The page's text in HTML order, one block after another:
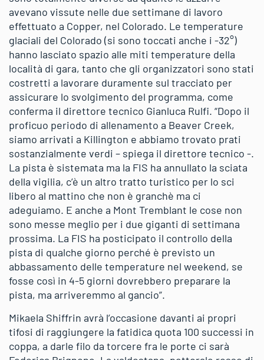
avevano vissute nelle due settimane di lavoro
effettuato a Copper, nel Colorado. Le temperature
glaciali del Colorado (si sono toccati anche i -32°)
hanno lasciato spazio alle miti temperature della
località di gara, tanto che gli organizzatori sono stati
costretti a lavorare duramente sul tracciato per
assicurare lo svolgimento del programma, come
conferma il direttore tecnico Gianluca Rulfi. “Dopo il
proficuo periodo di allenamento a Beaver Creek,
siamo arrivati a Killington e abbiamo trovato prati
sostanzialmente verdi – spiega il direttore tecnico -.
La pista è sistemata ma la FIS ha annullato la sciata
della vigilia, c’è un altro tratto turistico per lo sci
libero al mattino che non è granchè ma ci
adeguiamo. E anche a Mont Tremblant le cose non
sono messe meglio per i due giganti di settimana
prossima. La FIS ha posticipato il controllo della
pista di qualche giorno perché è previsto un
abbassamento delle temperature nel weekend, se
fosse così in 4-5 giorni dovrebbero preparare la
pista, ma arriveremmo al gancio”.
Mikaela Shiffrin avrà l’occasione davanti ai propri
tifosi di raggiungere la fatidica quota 100 successi in
coppa, a darle filo da torcere fra le porte ci sarà